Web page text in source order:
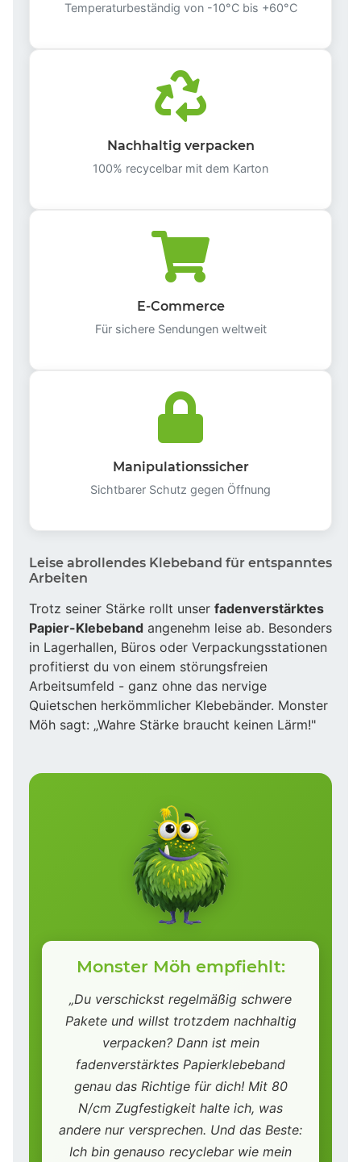
Temperaturbeständig von -10°C bis +60°C
Nachhaltig verpacken
100% recycelbar mit dem Karton
E-Commerce
Für sichere Sendungen weltweit
Manipulationssicher
Sichtbarer Schutz gegen Öffnung
Leise abrollendes Klebeband für entspanntes
Arbeiten
Trotz seiner Stärke rollt unser fadenverstärktes
Papier-Klebeband angenehm leise ab. Besonders
in Lagerhallen, Büros oder Verpackungsstationen
profitierst du von einem störungsfreien
Arbeitsumfeld - ganz ohne das nervige
Quietschen herkömmlicher Klebebänder. Monster
Möh sagt: „Wahre Stärke braucht keinen Lärm!"
Monster Möh empfiehlt:
„Du verschickst regelmäßig schwere
Pakete und willst trotzdem nachhaltig
verpacken? Dann ist mein
fadenverstärktes Papierklebeband
genau das Richtige für dich! Mit 80
N/cm Zugfestigkeit halte ich, was
andere nur versprechen. Und das Beste:
Ich bin genauso recyclebar wie mein